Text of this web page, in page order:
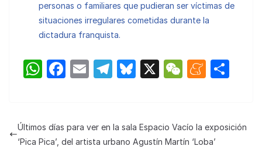
personas o familiares que pudieran ser víctimas de
situaciones irregulares cometidas durante la
dictadura franquista.
W
s
A
F
e
b
E
T
gr
a
Bl
s
k
X
W
h
at
M
e
a
p
Últimos días para ver en la sala Espacio Vacío la exposición
‘Pica Pica’, del artista urbano Agustín Martín ‘Loba’